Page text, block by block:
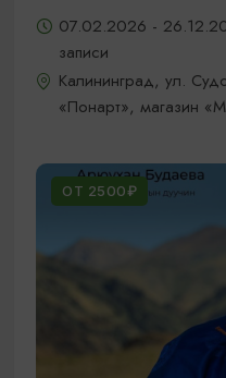
07.02.2026 -
записи
Калининград, ул.
«Понарт», магазин
ОТ 2500₽